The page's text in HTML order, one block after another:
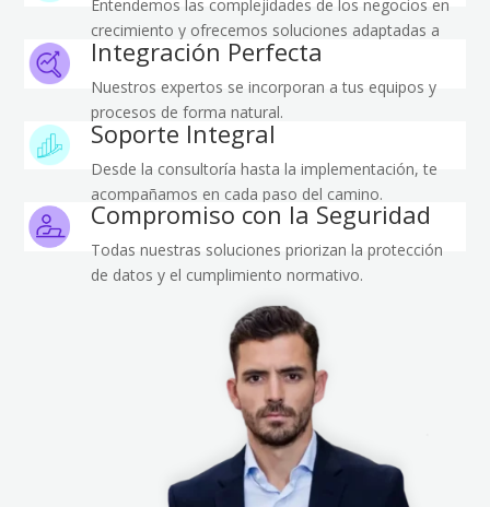
Entendemos las complejidades de los negocios en
crecimiento y ofrecemos soluciones adaptadas a
tus necesidades.
Integración Perfecta
Nuestros expertos se incorporan a tus equipos y
procesos de forma natural.
Soporte Integral
Desde la consultoría hasta la implementación, te
acompañamos en cada paso del camino.
Compromiso con la Seguridad
Todas nuestras soluciones priorizan la protección
de datos y el cumplimiento normativo.